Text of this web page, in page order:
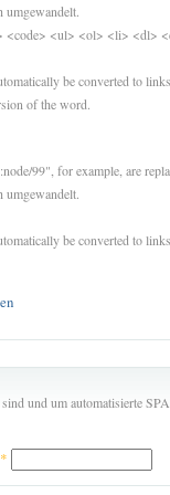
umgewandelt.
<code> <ul> <ol> <li> <dl>
be converted to
of the word.
99", for example, are
umgewandelt.
be converted to
und um automatisierte
*